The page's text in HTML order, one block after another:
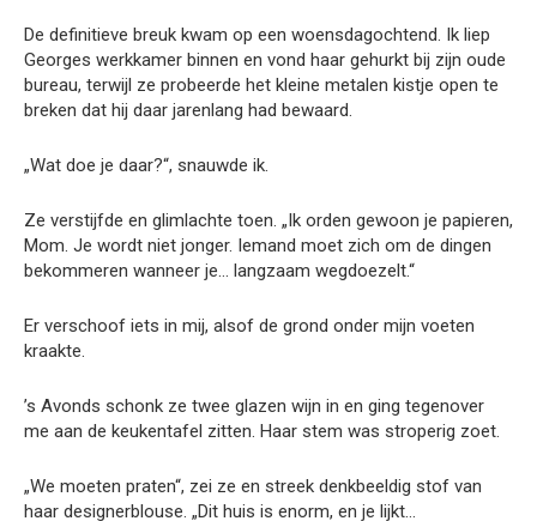
De definitieve breuk kwam op een woensdagochtend. Ik liep
Georges werkkamer binnen en vond haar gehurkt bij zijn oude
bureau, terwijl ze probeerde het kleine metalen kistje open te
breken dat hij daar jarenlang had bewaard.
„Wat doe je daar?“, snauwde ik.
Ze verstijfde en glimlachte toen. „Ik orden gewoon je papieren,
Mom. Je wordt niet jonger. Iemand moet zich om de dingen
bekommeren wanneer je… langzaam wegdoezelt.“
Er verschoof iets in mij, alsof de grond onder mijn voeten
kraakte.
’s Avonds schonk ze twee glazen wijn in en ging tegenover
me aan de keukentafel zitten. Haar stem was stroperig zoet.
„We moeten praten“, zei ze en streek denkbeeldig stof van
haar designerblouse. „Dit huis is enorm, en je lijkt…